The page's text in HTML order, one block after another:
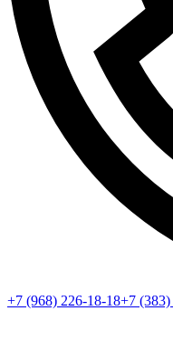
+7 (968) 226-18-18+7